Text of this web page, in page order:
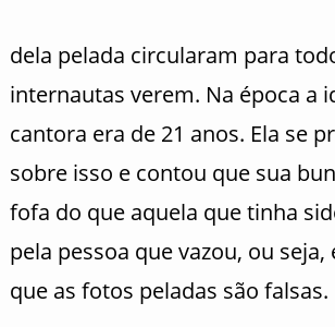
dela pelada circularam para
internautas verem. Na época a
cantora era de 21 anos. Ela se
sobre isso e contou que sua
fofa do que aquela que tinha
pela pessoa que vazou, ou
que as fotos peladas são falsas.